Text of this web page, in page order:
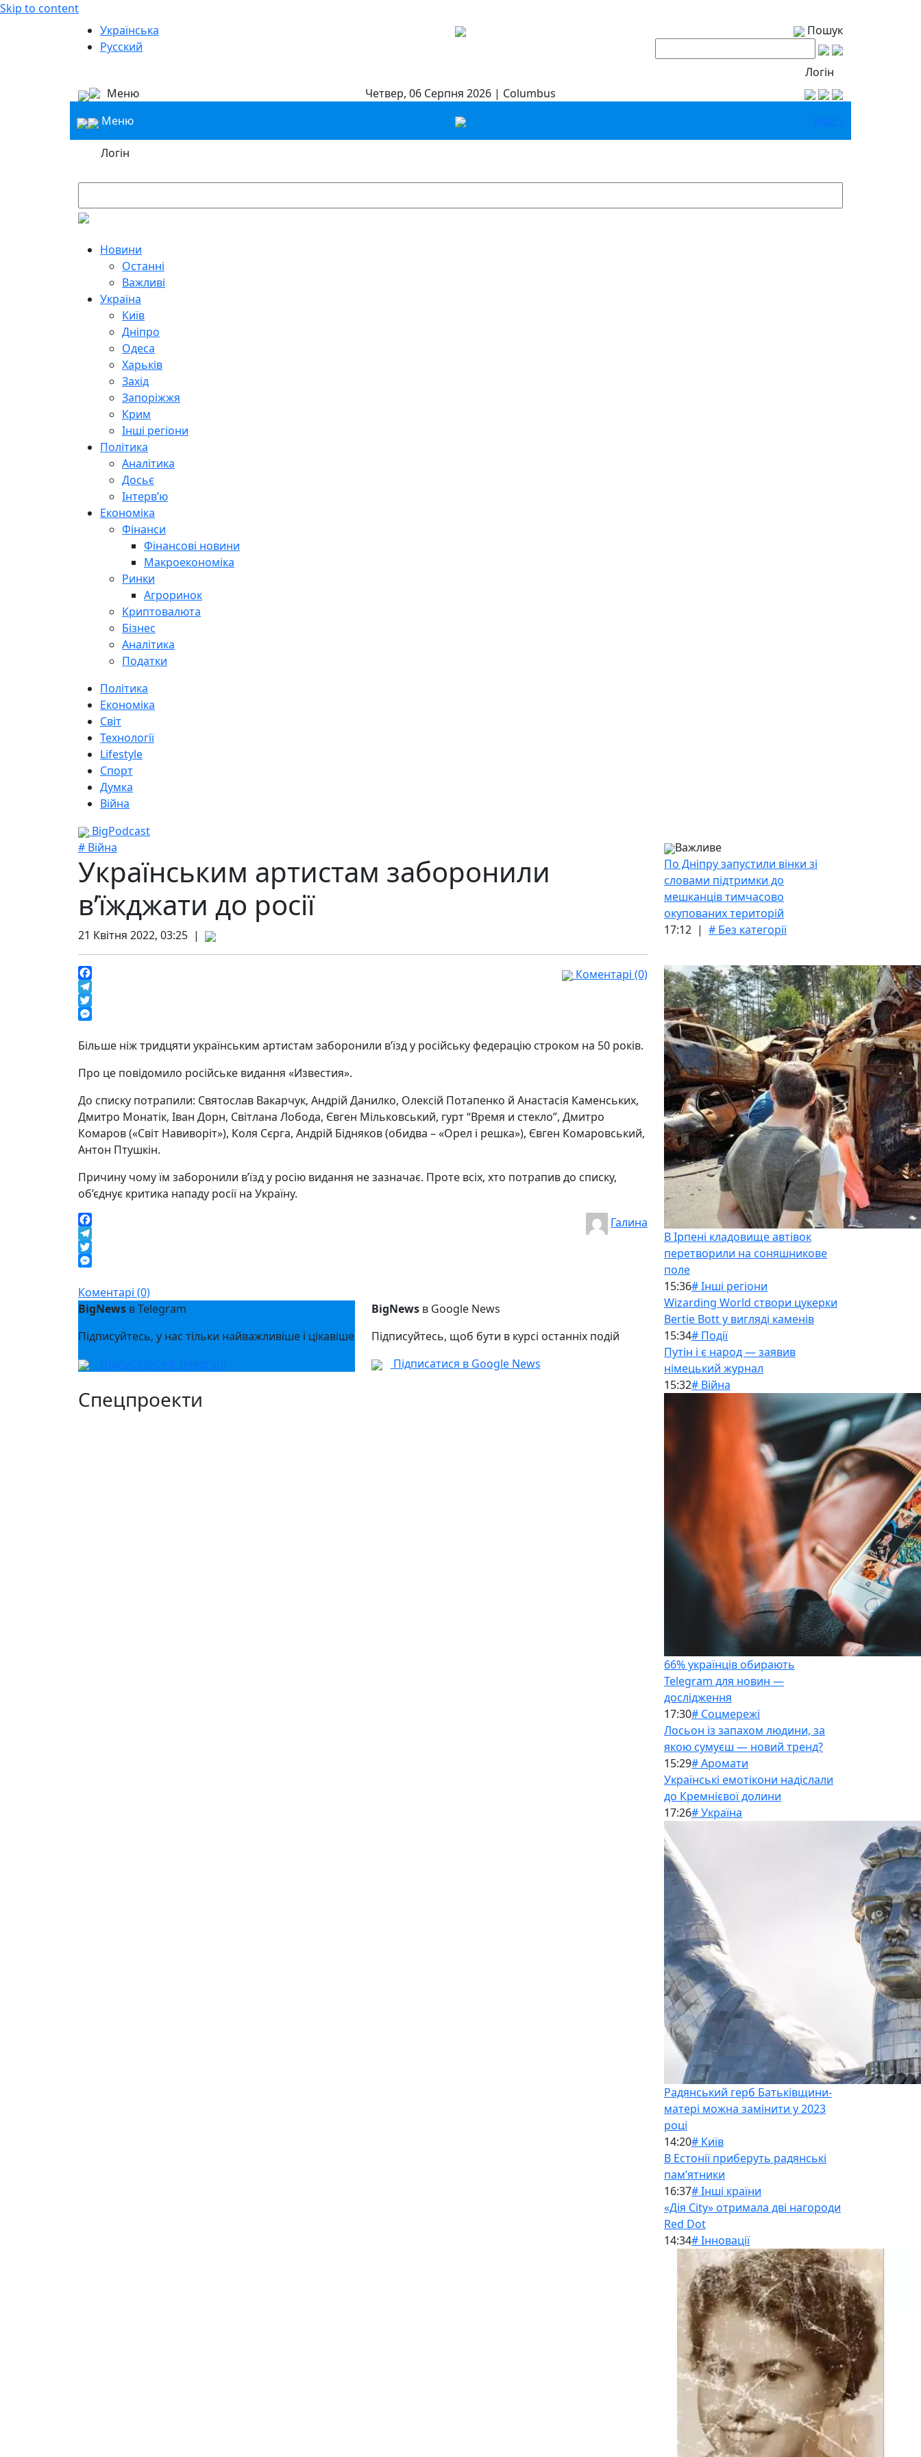
Skip to content
Українська
Русский
Пошук
Логін
Меню
Четвер, 06 Серпня 2026 | Columbus
Меню
УкрРу
Логін
Новини
Останні
Важливі
Україна
Київ
Дніпро
Одеса
Харьків
Захід
Запоріжжя
Крим
Інші регіони
Політика
Аналітика
Досьє
Інтерв’ю
Економіка
Фінанси
Фінансові новини
Макроекономіка
Ринки
Агроринок
Криптовалюта
Бізнес
Аналітика
Податки
Політика
Економіка
Світ
Технології
Lifestyle
Спорт
Думка
Війна
BigPodcast
# Війна
Українським артистам заборонили
в’їжджати до росії
21 Квітня 2022, 03:25 |
Facebook
Telegram
Twitter
Коментарі (0)
Більше ніж тридцяти українським артистам заборонили в’їзд у російську федерацію строком на 50 років.
Про це повідомило російське видання «Известия».
До списку потрапили: Святослав Вакарчук, Андрій Данилко, Олексій Потапенко й Анастасія Каменських,
Дмитро Монатік, Іван Дорн, Світлана Лобода, Євген Мільковський, гурт “Время и стекло”, Дмитро
Комаров («Світ Навиворіт»), Коля Сєрга, Андрій Бідняков (обидва – «Орел і решка»), Євген Комаровський,
Антон Птушкін.
Причину чому їм заборонили в’їзд у росію видання не зазначає. Проте всіх, хто потрапив до списку,
об’єднує критика нападу росії на Україну.
Facebook
Telegram
Twitter
Галина
Коментарі (0)
BigNews в Telegram
Підписуйтесь, у нас тільки найважливіше і цікавіше
Підписатися в Telegram
BigNewsв Google News
Підписуйтесь, щоб бути в курсі останніх подій
Підписатися в Google News
Спецпроекти
Важливе
По Дніпру запустили вінки зі
словами підтримки до
мешканців тимчасово
окупованих територій
17:12 | # Без категорії
В Ірпені кладовище автівок
перетворили на соняшникове
поле
15:36# Інші регіони
Wizarding World створи цукерки
Bertie Bott у вигляді каменів
15:34# Події
Путін і є народ — заявив
німецький журнал
15:32# Війна
66% українців обирають
Telegram для новин —
дослідження
17:30# Соцмережі
Лосьон із запахом людини, за
якою сумуєш — новий тренд?
15:29# Аромати
Українські емотікони надіслали
до Кремнієвої долини
17:26# Україна
Радянський герб Батьківщини-
матері можна замінити у 2023
році
14:20# Київ
В Естонії приберуть радянські
памʼятники
16:37# Інші країни
«Дія City» отримала дві нагороди
Red Dot
14:34# Інновації